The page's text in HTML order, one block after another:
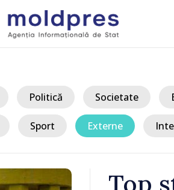
Politică Societate
Sport Externe
Top